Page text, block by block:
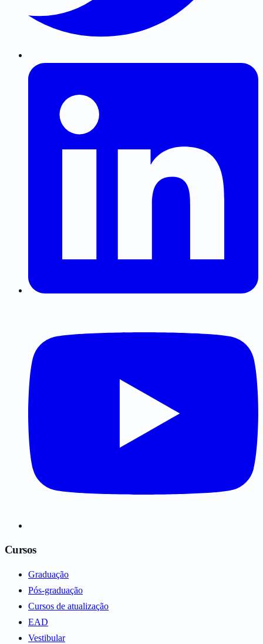
Cursos
Graduação
Pós-graduação
Cursos de atualização
EAD
Vestibular